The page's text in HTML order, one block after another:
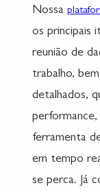
Nossa
os principais
reunião de
trabalho,
detalhados,
ferramenta
em tempo
se perca. Já